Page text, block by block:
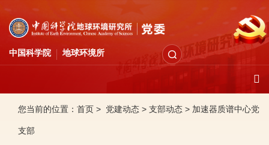
中国科学院 地球环境所
您当前的位置： 首页 > 党建动态 > 支部动态 > 加速器质谱中心党
支部